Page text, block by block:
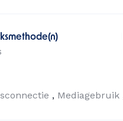
Mediagebruik